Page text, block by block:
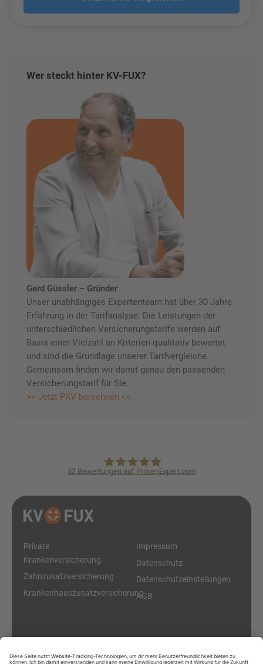
Wer steckt hinter KV-FUX?
Gerd Güssler – Gründer
Unser unabhängiges Expertenteam hat über 30 Jahre
Erfahrung in der Tarifanalyse. Die Leistungen der
unterschiedlichen Versicherungstarife werden auf
Basis einer Vielzahl an Kriterien qualitativ bewertet
und sind die Grundlage unserer Tarifvergleiche.
Gemeinsam finden wir damit genau den passenden
Versicherungstarif für Sie.
>> Jetzt PKV berechnen <<
KVpro.de GmbH
53 Bewertungen auf ProvenExpert.com
Private
Krankenversicherung
Zahnzusatzversicherung
Krankenhauszusatzversicherung
Impressum
Datenschutz
Datenschutzeinstellungen
AGB